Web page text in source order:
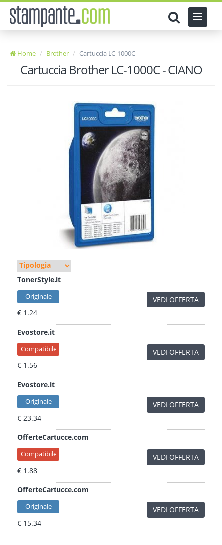
Home Brother Cartuccia LC-1000C
Cartuccia Brother LC-1000C - CIANO
TonerStyle.it
Originale
€ 1.24
VEDI OFFERTA
Evostore.it
Compatibile
€ 1.56
VEDI OFFERTA
Evostore.it
Originale
€ 23.34
VEDI OFFERTA
OfferteCartucce.com
Compatibile
€ 1.88
VEDI OFFERTA
OfferteCartucce.com
Originale
€ 15.34
VEDI OFFERTA